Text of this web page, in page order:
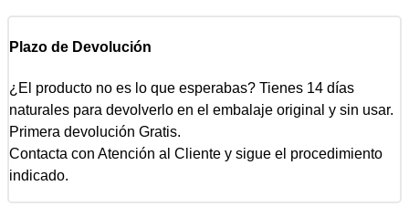
Plazo de Devolución
¿El producto no es lo que esperabas? Tienes 14 días
naturales para devolverlo en el embalaje original y sin usar.
Primera devolución Gratis.
Contacta con Atención al Cliente y sigue el procedimiento
indicado.